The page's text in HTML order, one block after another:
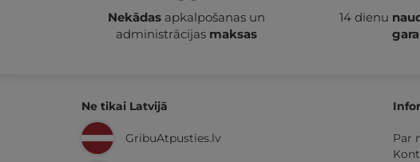
Nekādasapkalpošanas un
administrācijas maksas
14 dienu
Ne tikai Latvijā
GribuAtpusties.lv
Par